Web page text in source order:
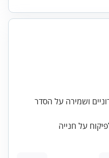
ושמירה על הסדר